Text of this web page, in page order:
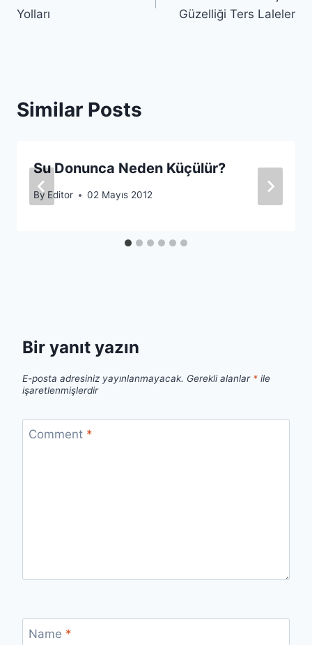
Yolları
Güzelliği Ters Laleler
Similar Posts
Su Donunca Neden Küçülür?
By Editor 02 Mayıs 2012
Bir yanıt yazın
E-posta adresiniz yayınlanmayacak. Gerekli alanlar * ile
işaretlenmişlerdir
Comment *
Name *